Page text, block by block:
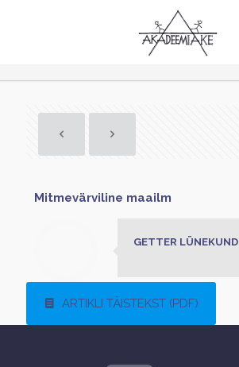
Mitmevärviline maailm
GETTER LÜNEKUND
ARTIKLI TÄISTEKST (PDF)